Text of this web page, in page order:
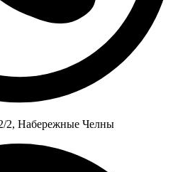
2, Набережные Челны